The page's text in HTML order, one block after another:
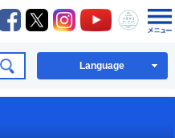
ページ
千代町LINE
八千代町Facebook
八千代町X八千代町Instagram
八千代町
八千
Language